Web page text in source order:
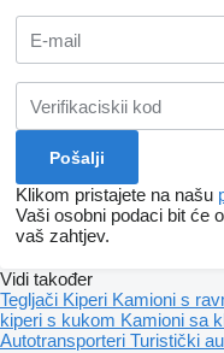
Klikom pristajete na našu
Vaši osobni podaci bit će
vaš zahtjev.
Vidi također
Tegljači Kiperi Kamioni s
kiperi s kukom Kamioni sa
Autotransporteri Turistički